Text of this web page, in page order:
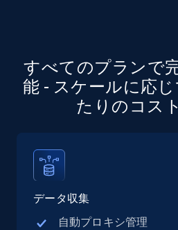
15.3K+ 2.2K+
Place id, URL, Country, Name,
Address, Description,
more.
すべてのプランで
能 - スケールに応
たりのコス
データ収集
自動プロキシ管理